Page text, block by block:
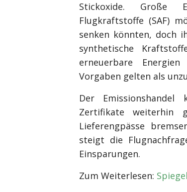
Stickoxide. Große
Flugkraftstoffe (SAF)
senken könnten, doch
synthetische
erneuerbare
Vorgaben gelten als
Der
Zertifikate weiterhin
Lieferengpässe
steigt die
Einsparungen.
Zum Weiterlesen: Spiegel